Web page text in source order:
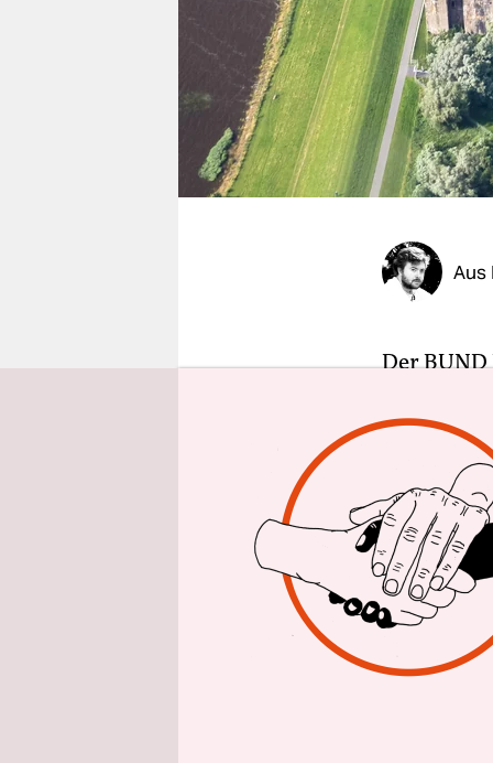
veranstaltungen
shop
fragen & hilfe
unterstützen
abo
Aus
Der
Spenden
großen
Farge
Euro hat
Erfüllung
BUND.
für den
Die Idee,
Der
handelte